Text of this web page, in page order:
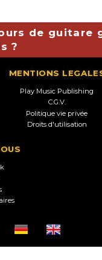
de guitare
?
MENTIONS
Play Music Publishing
C.G.V.
Politique vie privée
Droits d'utilisation